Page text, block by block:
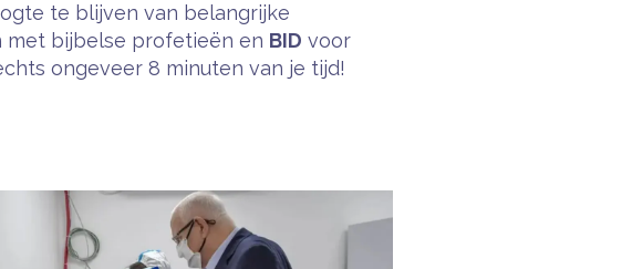
te blijven van belangrijke
met bijbelse profetieën en BID voor
ongeveer 8 minuten van je tijd!